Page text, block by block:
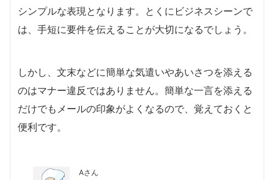
シンプルな表現となります。とくにビジネスシーンで
は、手短に要件を伝えることが大切になるでしょう。
しかし、文末などに簡単な気遣いやあいさつを添える
のはマナー違反ではありません。簡単な一言を添える
だけでもメールの印象がよくなるので、覚えておくと
便利です。
Aさん